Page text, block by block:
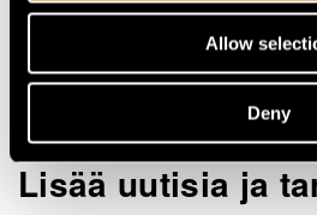
Allow
Deny
Palvelu
Ruoka- ja juomaratkaisut
Lisää uutisia ja